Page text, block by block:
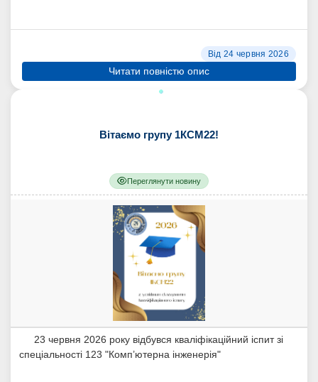
Від 24 червня 2026
Читати повністю опис
Вітаємо групу 1КСМ22!
Переглянути новину
23 червня 2026 року відбувся кваліфікаційний іспит зі
спеціальності 123 "Комп’ютерна інженерія"